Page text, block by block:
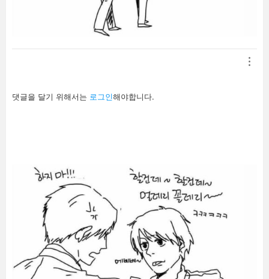
답
글
댓글을 달기 위해서는 로그인해야합니다.